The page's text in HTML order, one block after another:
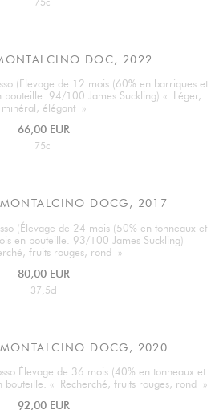
DOC, 2022
(Elevage de 12 mois (60% en barriques et
bouteille. 94/100 James Suckling) « Léger,
minéral, élégant »
66,00 EUR
75cl
MONTALCINO DOCG, 2017
(Élevage de 24 mois (50% en tonneaux et
en bouteille. 93/100 James Suckling)
fruits rouges, rond »
80,00 EUR
37,5cl
MONTALCINO DOCG, 2020
Élevage de 36 mois (40% en tonneaux et
bouteille: « Recherché, fruits rouges, rond »
92,00 EUR